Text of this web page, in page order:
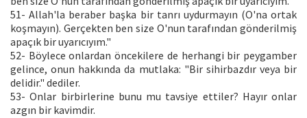
51- Allah'la beraber başka bir tanrı uydurmayın (O'na ortak
koşmayın). Gerçekten ben size O'nun tarafından gönderilmiş
apaçık bir uyarıcıyım."
52- Böylece onlardan öncekilere de herhangi bir peygamber
gelince, onun hakkında da mutlaka: "Bir sihirbazdır veya bir
delidir." dediler.
53- Onlar birbirlerine bunu mu tavsiye ettiler? Hayır onlar
azgın bir kavimdir.